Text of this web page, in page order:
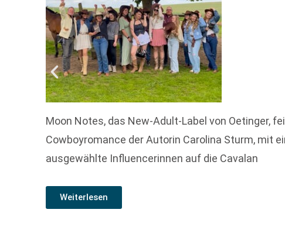
Moon Notes, das New-Adult-Label von Oetinger,
Cowboyromance der Autorin Carolina Sturm, mit
ausgewählte Influencerinnen auf die Cavalan
Weiterlesen